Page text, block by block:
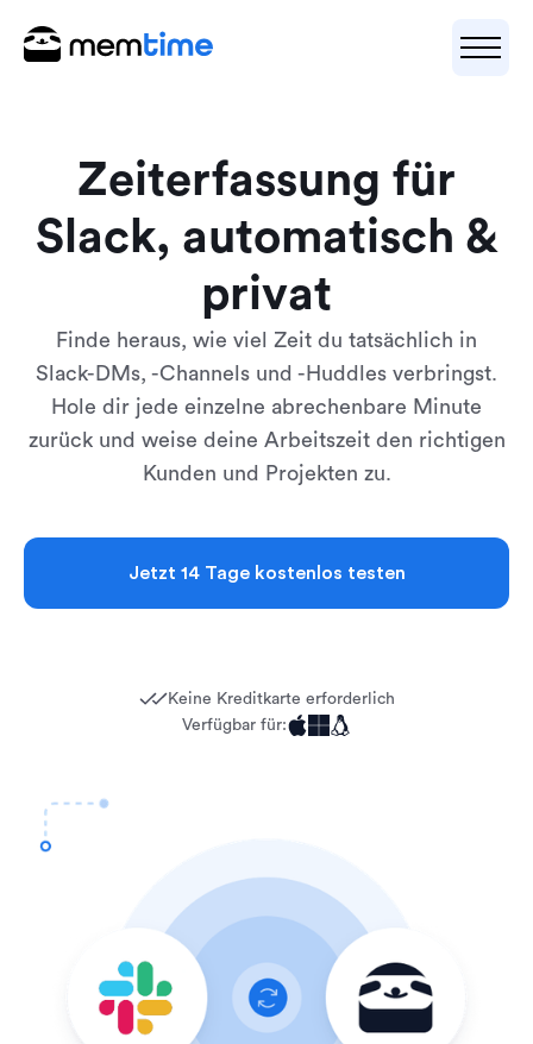
Zeiterfassung für
Slack, automatisch &
privat
Finde heraus, wie viel Zeit du tatsächlich in
Slack-DMs, -Channels und -Huddles verbringst.
Hole dir jede einzelne abrechenbare Minute
zurück und weise deine Arbeitszeit den richtigen
Kunden und Projekten zu.
Jetzt 14 Tage kostenlos testen
Keine Kreditkarte erforderlich
Verfügbar für: